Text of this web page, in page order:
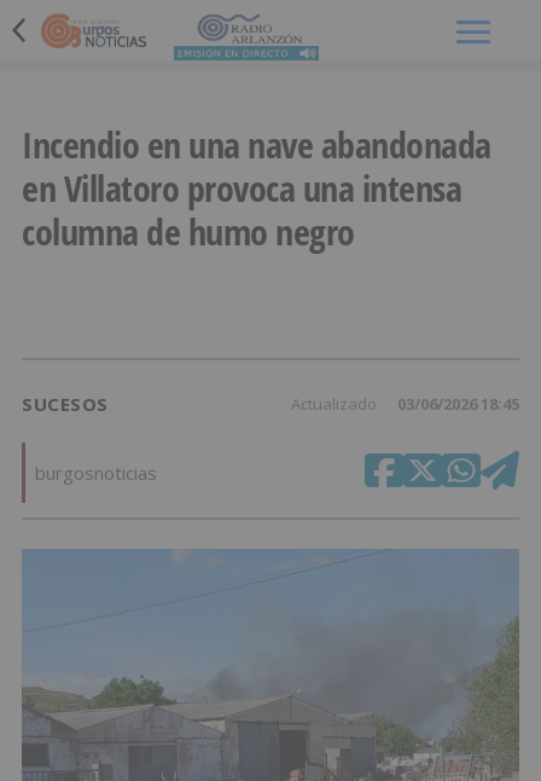
Incendio en una nave abandonada
en Villatoro provoca una intensa
columna de humo negro
SUCESOS Actualizado 03/06/2026 18:45
burgosnoticias